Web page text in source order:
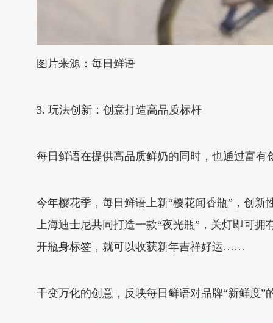
图片来源：每日鲜语
3. 玩法创新：创意打造高品质标杆
每日鲜语在提供高品质鲜奶的同时，也通过富
今年樱花季，每日鲜语上新“樱花闻香瓶”，创
上海迪士尼共同打造一款“夜光瓶”，关灯即可
开瓶身标签，就可以收获新年吉祥好运……
千变万化的创意，反映每日鲜语对品牌“新鲜度